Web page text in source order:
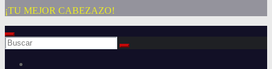
¡TU MEJOR CABEZAZO!